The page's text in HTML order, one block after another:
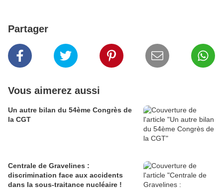
Partager
Vous aimerez aussi
Un autre bilan du 54ème Congrès de
la CGT
Centrale de Gravelines :
discrimination face aux accidents
dans la sous-traitance nucléaire !